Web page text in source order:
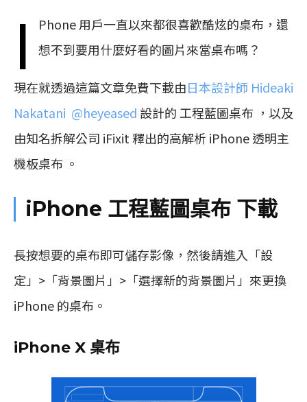
i
Phone 用戶一直以來都很喜歡酷炫的桌布，還
想不到要用什麼好看的圖片來當桌布嗎？
現在就透過這篇文章免費下載由日本設計師 Hideaki
Nakatani ​​​@heyeased 設計的 工程藍圖桌布 ，以及
由知名拆解公司 iFixit 釋出的高解析 iPhone 透明主
機板桌布 。
iPhone 工程藍圖桌布 下載
長按想要的桌布即可儲存影像，然後請進入「設
定」>「背景圖片」>「選擇新的背景圖片」來更換
iPhone 的桌布。
iPhone X 桌布